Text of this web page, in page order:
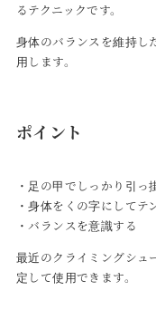
るテクニックです。
身体のバランスを維持し
用します。
ポイント
・足の甲でしっかり引っ
・身体をくの字にしてテ
・バランスを意識する
最近のクライミングシュ
定して使用できます。